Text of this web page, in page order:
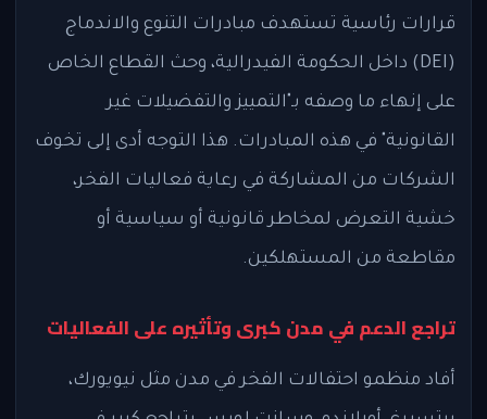
قرارات رئاسية تستهدف مبادرات التنوع والاندماج
(DEI) داخل الحكومة الفيدرالية، وحث القطاع الخاص
على إنهاء ما وصفه بـ"التمييز والتفضيلات غير
القانونية" في هذه المبادرات. هذا التوجه أدى إلى تخوف
الشركات من المشاركة في رعاية فعاليات الفخر،
خشية التعرض لمخاطر قانونية أو سياسية أو
مقاطعة من المستهلكين.
تراجع الدعم في مدن كبرى وتأثيره على الفعاليات
أفاد منظمو احتفالات الفخر في مدن مثل نيويورك،